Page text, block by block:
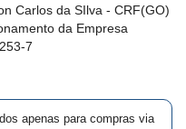
Carlos da SIlva - CRF(GO)
da Empresa
7
apenas para compras via